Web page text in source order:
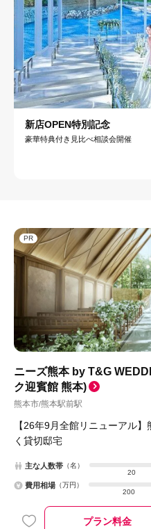
新店OPEN特別記念
豪華特典付き見比べ相談会開催
PR
ニーズ熊本 by T&G
ク迎賓館 熊本)
熊本市/熊本駅前駅
【26年9月全館リニューアル
く貸切邸宅
主な人数帯 （名）
20
費用相場 （万円）
200
プラン料金